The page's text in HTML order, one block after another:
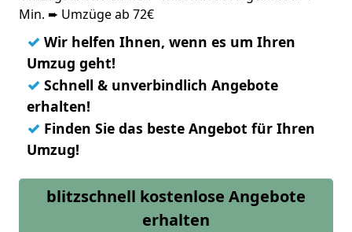
Min. ➨ Umzüge ab 72€
✓ Wir helfen Ihnen, wenn es um Ihren
Umzug geht!
✓ Schnell & unverbindlich Angebote
erhalten!
✓ Finden Sie das beste Angebot für Ihren
Umzug!
blitzschnell kostenlose Angebote
erhalten